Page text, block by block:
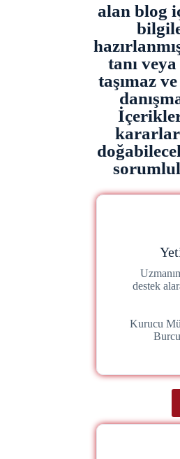
alan blog
tanı
taşımaz
destek
Kurucu